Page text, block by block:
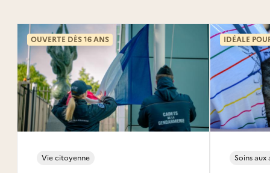
Vie citoyenne
OUVERTE DÈS 16 ANS
Soins aux
IDÉALE